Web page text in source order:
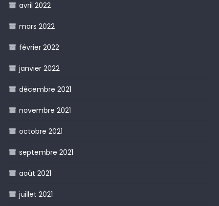
avril 2022
mars 2022
février 2022
janvier 2022
décembre 2021
novembre 2021
octobre 2021
septembre 2021
août 2021
juillet 2021